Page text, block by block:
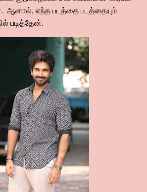
ஆனால், எந்த படத்தை படத்தையும்
படித்தேன்.